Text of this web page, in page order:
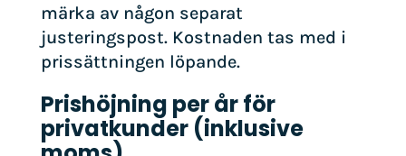
märka av någon separat
justeringspost. Kostnaden tas med i
prissättningen löpande.
Prishöjning per år för
privatkunder (inklusive